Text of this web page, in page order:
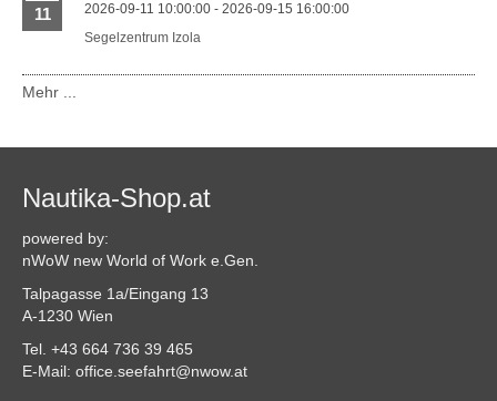
11
2026-09-11 10:00:00 - 2026-09-15 16:00:00
Segelzentrum Izola
Mehr ...
Nautika-Shop.at
powered by:
nWoW new World of Work e.Gen.
Talpagasse 1a/Eingang 13
A-1230 Wien
Tel. +43 664 736 39 465
E-Mail: office.seefahrt@nwow.at